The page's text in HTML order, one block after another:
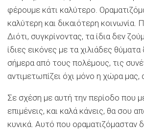
φέρουμε κάτι καλύτερο.
καλύτερη και δικαιότερη κοινωνία.
Διότι, συγκρίνοντας, τα ίδια δεν
ίδιες εικόνες με τα χιλιάδες
σήμερα από τους πολέμους, τις
αντιμετωπίζει όχι μόνο η χώρα
Σε σχέση με αυτή την περίοδο που
επιμένεις, και καλά κάνεις, θα σου
κυνικά. Αυτό που οραματιζόμασταν